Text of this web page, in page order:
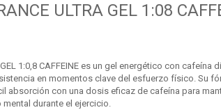
ULTRA GEL 1:08
1:0,8 CAFFEINE es un gel energético con cafeína
en momentos clave del esfuerzo físico. Su
absorción con una dosis eficaz de cafeína para
durante el ejercicio.